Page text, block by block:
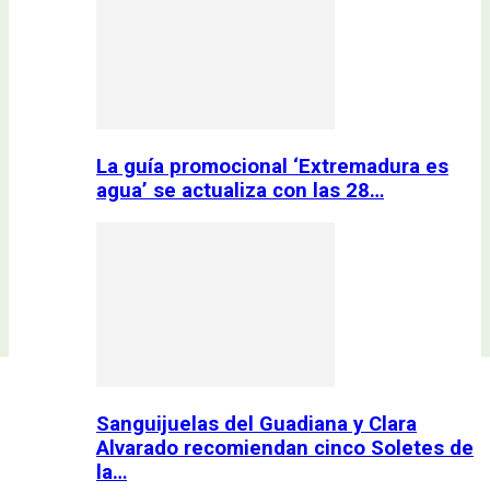
La guía promocional ‘Extremadura es
agua’ se actualiza con las 28…
Sanguijuelas del Guadiana y Clara
Alvarado recomiendan cinco Soletes de
la…